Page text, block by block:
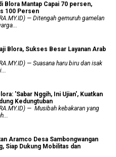
Blora Mantap Capai 70 persen,
100 Persen
— Ditengah gemuruh gamelan
Blora, Sukses Besar Layanan Arab
— Suasana haru biru dan isak
​'Sabar Nggih, Ini Ujian', Kuatkan
Kedungtuban
— Musibah kebakaran yang
Aramco Desa Sambongwangan
Siap Dukung Mobilitas dan